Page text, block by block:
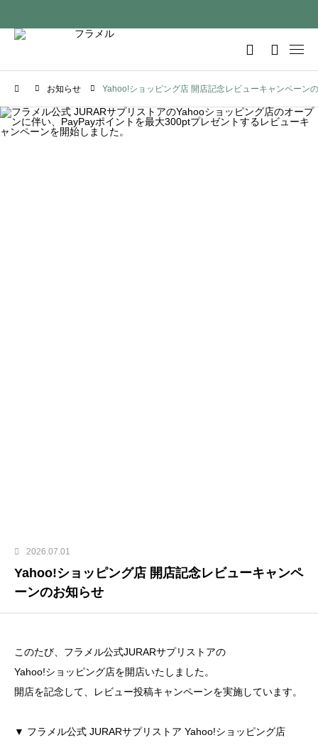
お知らせ Yahoo!ショッピング店 開店記念レビューキャンペーン
2026.07.01
Yahoo!ショッピング店 開店記念レビューキャンペ
ーンのお知らせ
このたび、フラメル公式JURARサプリストアの
Yahoo!ショッピング店を開店いたしました。
開店を記念して、レビュー投稿キャンペーンを実施しています。
▼ フラメル公式 JURARサプリストア Yahoo!ショッピング店